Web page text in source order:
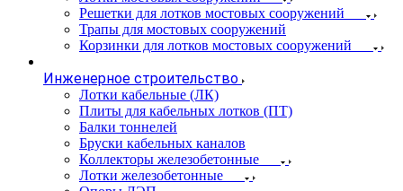
Решетки для лотков мостовых сооружений
Трапы для мостовых сооружений
Корзинки для лотков мостовых сооружений
Инженерное строительство
Лотки кабельные (ЛК)
Плиты для кабельных лотков (ПТ)
Балки тоннелей
Бруски кабельных каналов
Коллекторы железобетонные
Лотки железобетонные